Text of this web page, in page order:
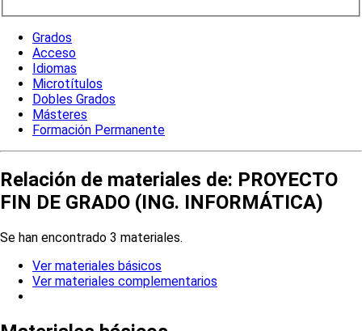
Grados
Acceso
Idiomas
Microtítulos
Dobles Grados
Másteres
Formación Permanente
Relación de materiales de: PROYECTO
FIN DE GRADO (ING. INFORMÁTICA)
Se han encontrado 3 materiales.
Ver materiales básicos
Ver materiales complementarios